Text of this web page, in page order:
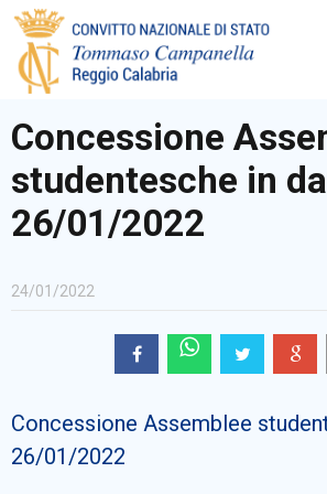
DOCUMENTAZIONE
BACHECA SINDACALE
Concessione
studentesche in
26/01/2022
24/01/2022
Concessione Assemblee
26/01/2022